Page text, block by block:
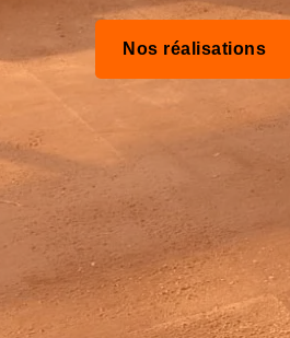
Nos réalisations